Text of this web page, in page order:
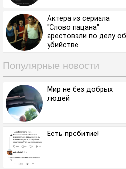
Актера из сериала
"Слово пацана"
арестовали по делу об
убийстве
Популярные новости
Мир не без добрых
людей
Есть пробитие!